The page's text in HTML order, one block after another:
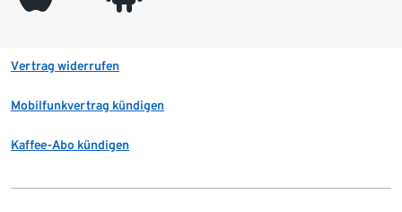
Vertrag widerrufen
Mobilfunkvertrag kündigen
Kaffee-Abo kündigen